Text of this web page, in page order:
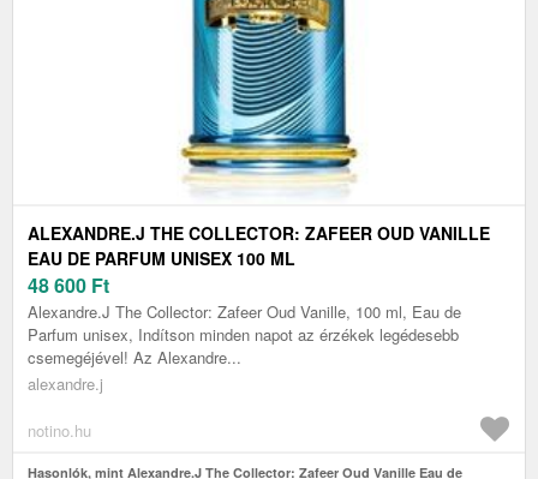
ALEXANDRE.J THE COLLECTOR: ZAFEER OUD VANILLE
EAU DE PARFUM UNISEX 100 ML
48 600 Ft
Alexandre.J The Collector: Zafeer Oud Vanille, 100 ml, Eau de
Parfum unisex, Indítson minden napot az érzékek legédesebb
csemegéjével! Az Alexandre...
alexandre.j
notino.hu
Hasonlók, mint Alexandre.J The Collector: Zafeer Oud Vanille Eau de